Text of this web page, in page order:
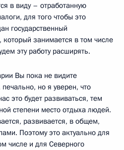
в виду – отработанную
для того чтобы это
государственный
который занимается в том числе
эту работу расширять.
Вы пока не видите
но я уверен, что
это будет развиваться, тем
степени место отдыха людей.
развивается, в общем,
Поэтому это актуально для
числе и для Северного